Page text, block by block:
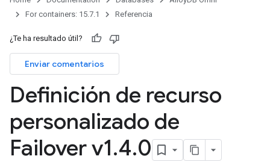
For containers: 15.7.1
Referencia
¿Te ha resultado útil?
Enviar comentarios
Definición de recurso
personalizado de
Failover v1.4.0